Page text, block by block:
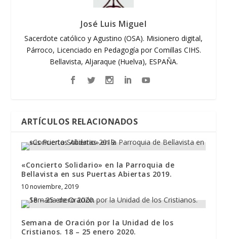
José Luis Miguel
Sacerdote católico y Agustino (OSA). Misionero digital,
Párroco, Licenciado en Pedagogía por Comillas CIHS.
Bellavista, Aljaraque (Huelva), ESPAÑA.
ARTÍCULOS RELACIONADOS
«Concierto Solidario» en la Parroquia de
Bellavista en sus Puertas Abiertas 2019.
10 noviembre, 2019
Semana de Oración por la Unidad de los
Cristianos. 18 – 25 enero 2020.